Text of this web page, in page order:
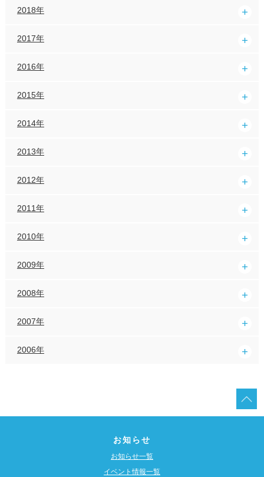
2018年
2017年
2016年
2015年
2014年
2013年
2012年
2011年
2010年
2009年
2008年
2007年
2006年
お知らせ
お知らせ一覧
イベント情報一覧